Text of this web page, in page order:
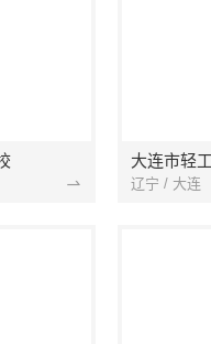
大连市轻
辽宁 / 大连